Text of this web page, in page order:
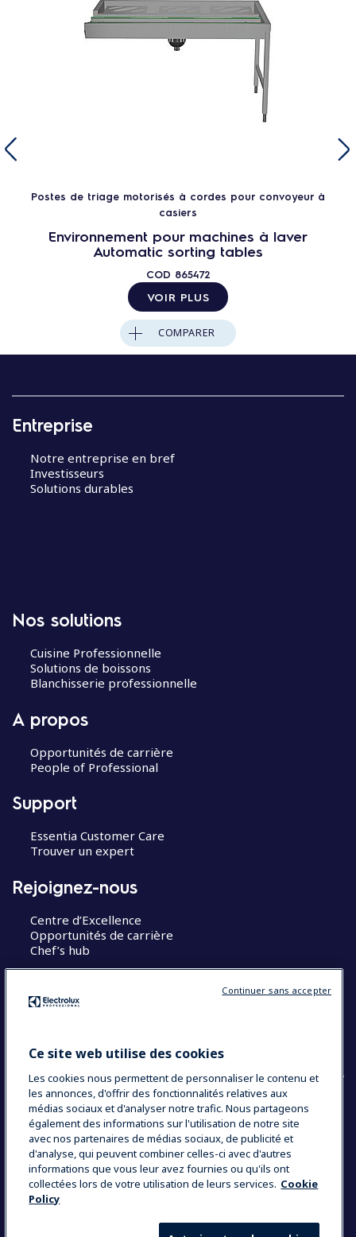
Postes de triage motorisés à cordes pour convoyeur à
casiers
Environnement pour machines à laver
Automatic sorting tables
COD 865472
VOIR PLUS
COMPARER
Entreprise
Notre entreprise en bref
Investisseurs
Solutions durables
Nos solutions
Cuisine Professionnelle
Solutions de boissons
Blanchisserie professionnelle
A propos
Opportunités de carrière
People of Professional
Support
Essentia Customer Care
Trouver un expert
Rejoignez-nous
Centre d’Excellence
Opportunités de carrière
Chef’s hub
COUNTRY AND LANGUAGE
VOTRE SÉLECTION : FRANCE
Data Privacy Statement
CGV Plan du site
Ce site web utilise des cookies
Les cookies nous permettent de personnaliser le contenu et
les annonces, d'offrir des fonctionnalités relatives aux
médias sociaux et d'analyser notre trafic. Nous partageons
également des informations sur l'utilisation de notre site
avec nos partenaires de médias sociaux, de publicité et
d'analyse, qui peuvent combiner celles-ci avec d'autres
informations que vous leur avez fournies ou qu'ils ont
collectées lors de votre utilisation de leurs services. Cookie
Policy
Continuer sans accepter